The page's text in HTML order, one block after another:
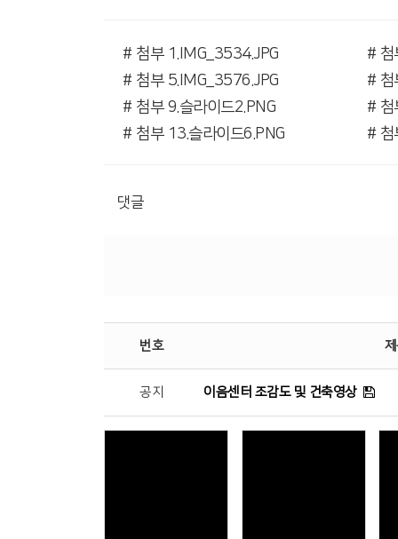
# 첨부 1.IMG_3534.JPG
# 첨
# 첨부 5.IMG_3576.JPG
# 첨
# 첨부 9.슬라이드2.PNG
# 첨
# 첨부 13.슬라이드6.PNG
# 첨
댓글
번호
공지 이음센터 조감도 및 건축영상